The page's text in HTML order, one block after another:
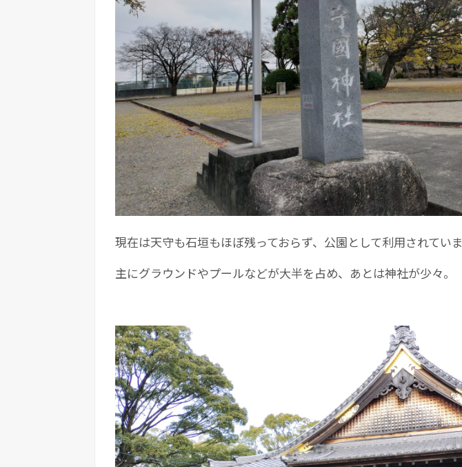
現在は天守も石垣もほぼ残っておらず、公園として利用されていま
主にグラウンドやプールなどが大半を占め、あとは神社が少々。